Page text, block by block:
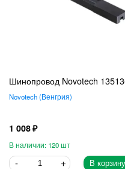
Шинопровод Novotech
Novotech Венгрия
1 008
120
В корзину